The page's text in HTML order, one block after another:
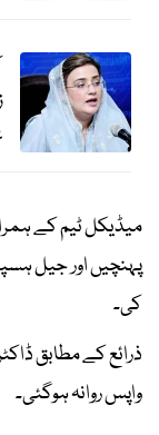
میڈیکل ٹیم کے
پہنچیں اور جیل
کی۔
ذرائع کے مطابق
واپس روانہ ہوگئی۔